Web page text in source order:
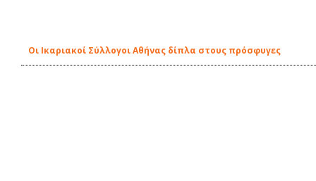
Οι Ικαριακοί Σύλλογοι Αθήνας δίπλα στους πρόσφυγες